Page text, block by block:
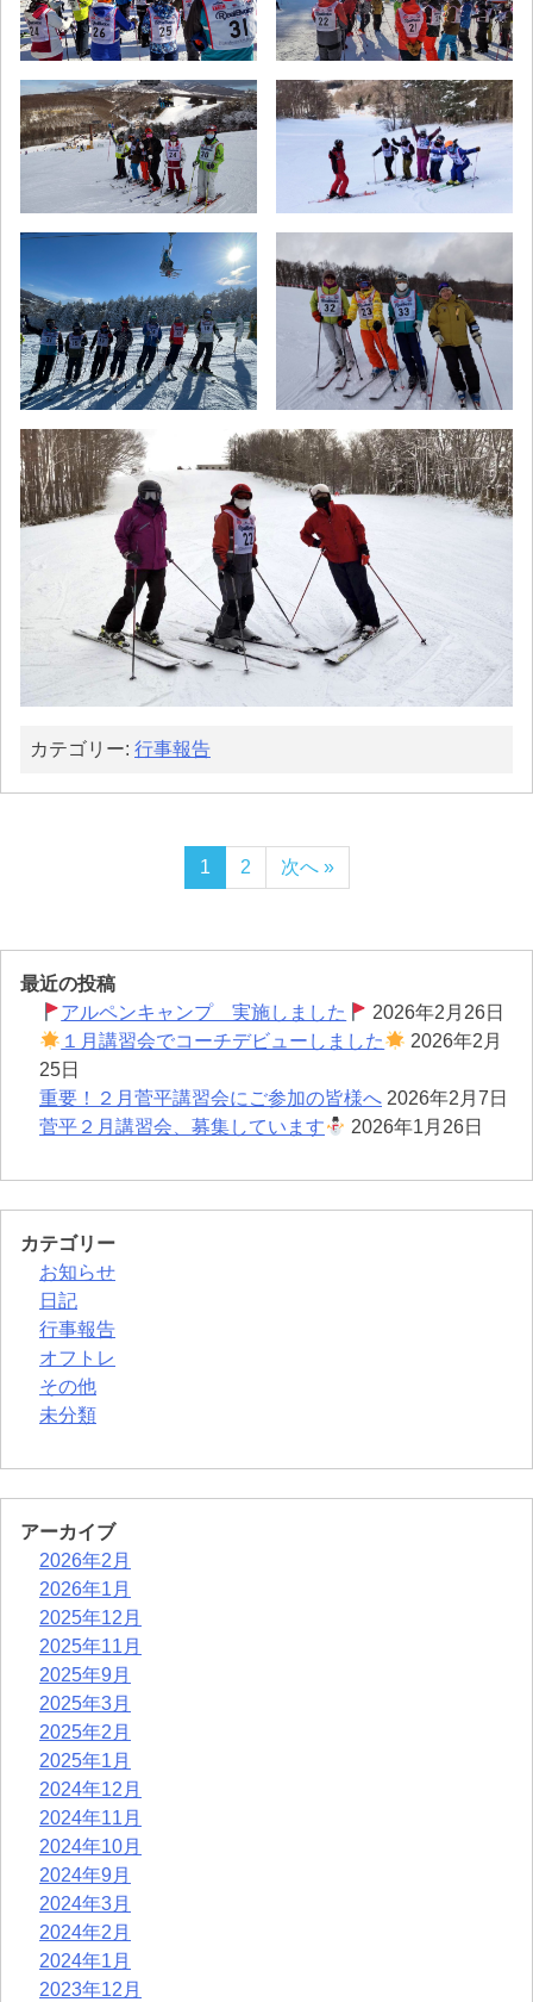
カテゴリー: 行事報告
1 2 次へ »
最近の投稿
アルペンキャンプ 実施しました
2026年2月26日
１月講習会でコーチデビューしました
2026年2月
25日
重要！２月菅平講習会にご参加の皆様へ 2026年2月7日
菅平２月講習会、募集しています
2026年1月26日
カテゴリー
お知らせ
日記
行事報告
オフトレ
その他
未分類
アーカイブ
2026年2月
2026年1月
2025年12月
2025年11月
2025年9月
2025年3月
2025年2月
2025年1月
2024年12月
2024年11月
2024年10月
2024年9月
2024年3月
2024年2月
2024年1月
2023年12月